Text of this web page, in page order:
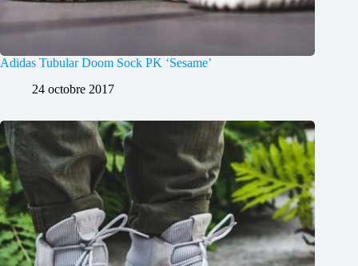
Adidas Tubular Doom Sock PK ‘Sesame’
24 octobre 2017